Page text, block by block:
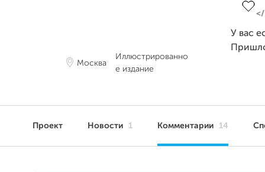
Москва
Иллюстрированно
е издание
У вас
Проект Новости 1 Комментарии 14